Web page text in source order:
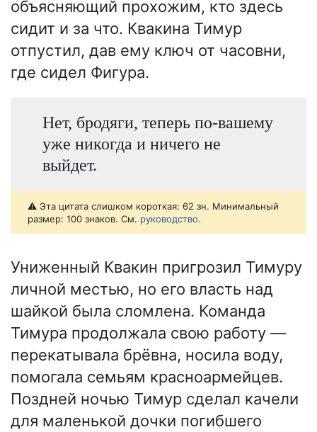
объясняющий прохожим, кто здесь
сидит и за что. Квакина Тимур
отпустил, дав ему ключ от часовни,
где сидел Фигура.
Нет, бродяги, теперь по-вашему
уже никогда и ничего не
выйдет.
⚠️ Эта цитата слишком короткая: 62 зн. Минимальный
размер: 100 знаков. См. руководство.
Униженный Квакин пригрозил Тимуру
личной местью, но его власть над
шайкой была сломлена. Команда
Тимура продолжала свою работу —
перекатывала брёвна, носила воду,
помогала семьям красноармейцев.
Поздней ночью Тимур сделал качели
для маленькой дочки погибшего